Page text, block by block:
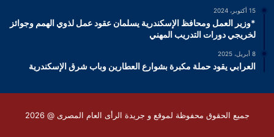
15 أكتوبر، 2024
*وزير العمل ومحافظ الإسكندرية يسلمان عقود عمل لذوي الهمم وجوائز
لخريجي دورات التدريب المهني
8 أبريل، 2025
العرابي يقود حملة مكبرة بشوارع العطارين وباب شرق الإسكندرية
جميع الحقوق محفوظة لموقع و جريدة الرأى العام المصرى @ 2026